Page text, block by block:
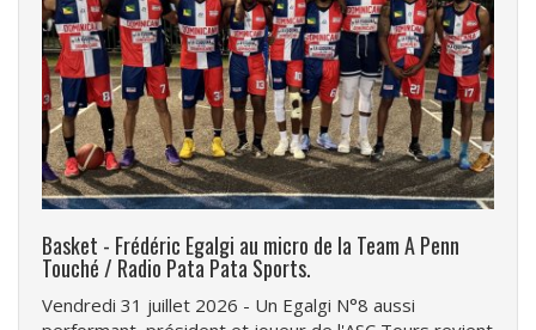
Basket - Frédéric Egalgi au micro de la Team A Penn
Touché / Radio Pata Pata Sports.
Vendredi 31 juillet 2026 - Un Egalgi N°8 aussi